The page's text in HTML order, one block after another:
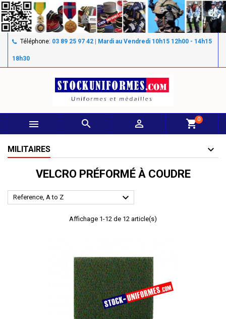
Téléphone: 03 89 25 97 42 | Mardi au Vendredi 10h15 12h00 - 14h15
18h30
   shopping_cart0
MILITAIRES
VELCRO PRÉFORMÉ À COUDRE
Reference, A to Z 
Affichage 1-12 de 12 article(s)